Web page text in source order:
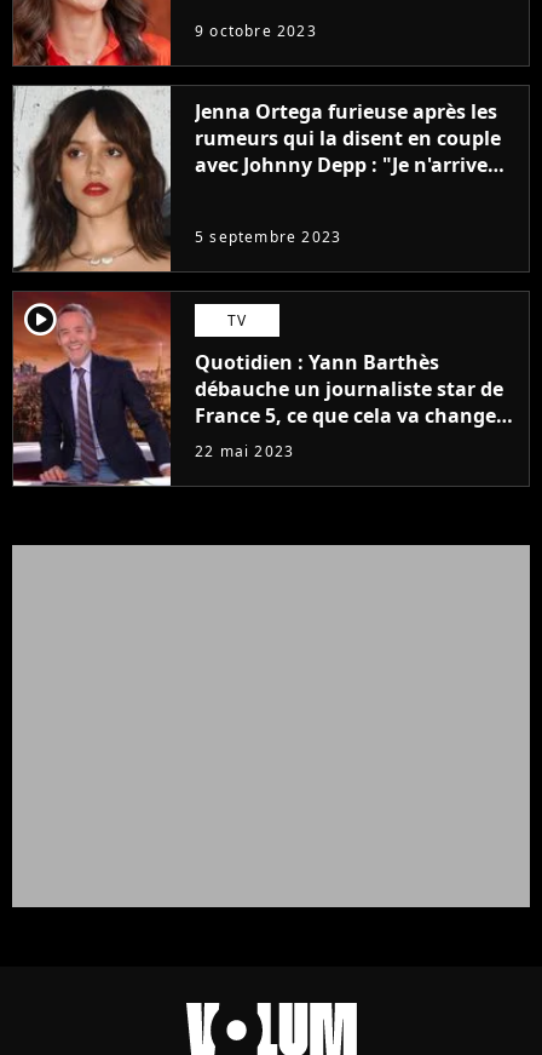
9 octobre 2023
Jenna Ortega furieuse après les
rumeurs qui la disent en couple
avec Johnny Depp : "Je n'arrive
5 septembre 2023
player2 TV
Quotidien : Yann Barthès
débauche un journaliste star de
France 5, ce que cela va changer
à la rentrée
22 mai 2023